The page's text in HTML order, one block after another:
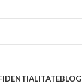
BLOG